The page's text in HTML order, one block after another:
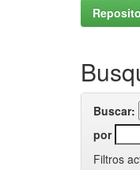
Buscar:
por
Filtros